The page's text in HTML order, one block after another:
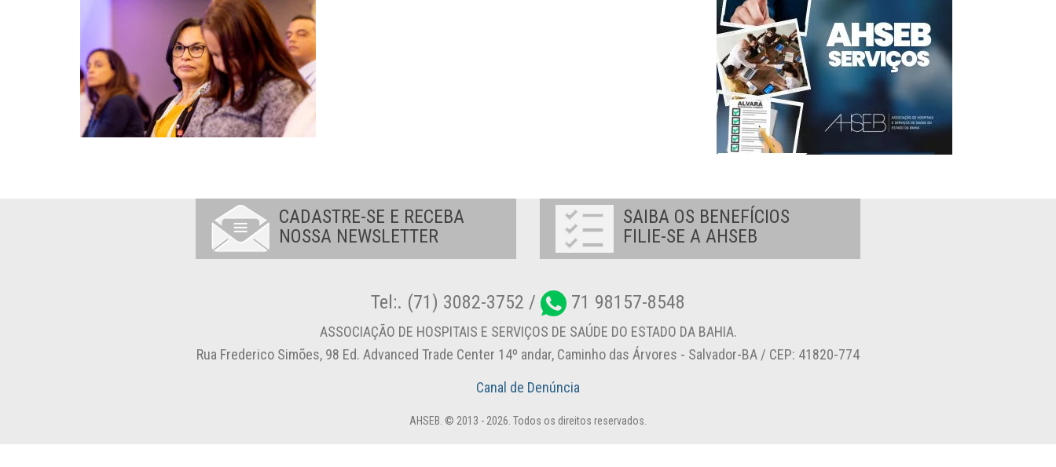
CADASTRE-SE E RECEBA
NOSSA NEWSLETTER
SAIBA OS BENEFÍCIOS
FILIE-SE A AHSEB
Tel:. (71) 3082-3752 / 71 98157-8548
ASSOCIAÇÃO DE HOSPITAIS E SERVIÇOS DE SAÚDE DO ESTADO DA BAHIA.
Rua Frederico Simões, 98 Ed. Advanced Trade Center 14º andar, Caminho das Árvores - Salvador-BA / CEP: 41820-774
Canal de Denúncia
AHSEB. © 2013 - 2026. Todos os direitos reservados.